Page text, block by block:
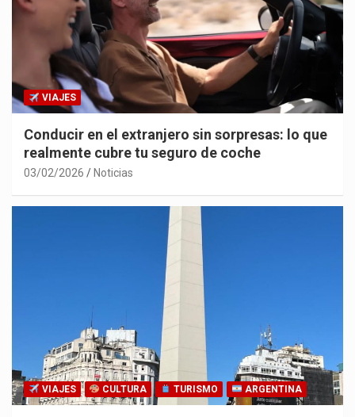
VIAJES
Conducir en el extranjero sin sorpresas: lo que
realmente cubre tu seguro de coche
03/02/2026 Noticias
VIAJES CULTURA TURISMO ARGENTINA